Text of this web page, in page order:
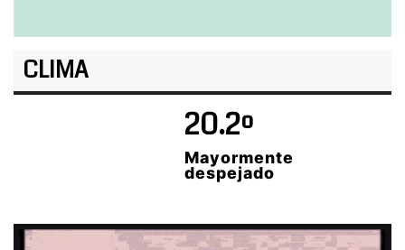
CLIMA
20.2º
Mayormente
despejado